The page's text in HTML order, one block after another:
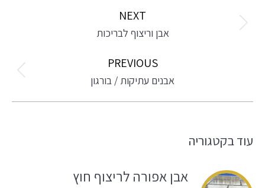
navigation
PREVIOUS
Previous
אבנים עתיקות / בורגון
NEXT
Next
אבן וריצוף לבריכות
עוד בקטגוריה
אבן אפורה לריצוף חוץ